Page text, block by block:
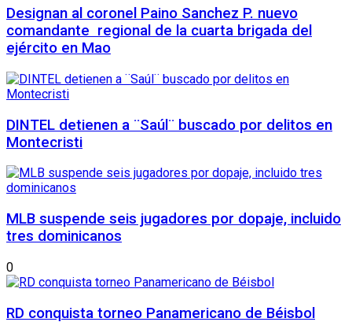
Designan al coronel Paino Sanchez P. nuevo
comandante regional de la cuarta brigada del
ejército en Mao
DINTEL detienen a ¨Saúl¨ buscado por delitos en
Montecristi
MLB suspende seis jugadores por dopaje, incluido
tres dominicanos
0
RD conquista torneo Panamericano de Béisbol